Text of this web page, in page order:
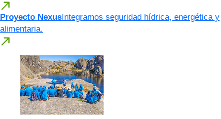
Proyecto NexusIntegramos seguridad hídrica, energética y
alimentaria.